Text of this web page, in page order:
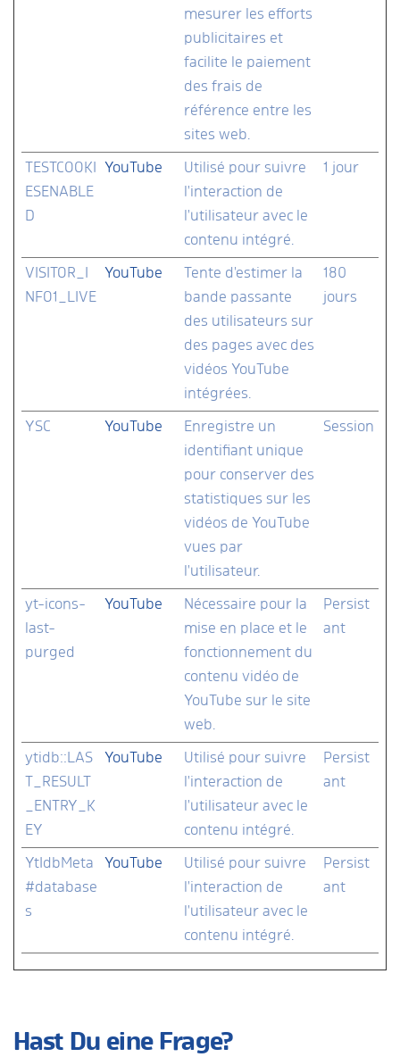
mesurer les efforts
publicitaires et
facilite le paiement
des frais de
référence entre les
sites web.
TESTCOOKI
ESENABLE
D
YouTube
Utilisé pour suivre
l'interaction de
l'utilisateur avec le
contenu intégré.
1 jour
VISITOR_I
NFO1_LIVE
YouTube
Tente d'estimer la
bande passante
des utilisateurs sur
des pages avec des
vidéos YouTube
intégrées.
180
jours
YSC YouTube
Enregistre un
identifiant unique
pour conserver des
statistiques sur les
vidéos de YouTube
vues par
l'utilisateur.
Session
yt-icons-
last-
purged
YouTube
Nécessaire pour la
mise en place et le
fonctionnement du
contenu vidéo de
YouTube sur le site
web.
Persist
ant
ytidb::LAS
T_RESULT
_ENTRY_K
EY
YouTube
Utilisé pour suivre
l'interaction de
l'utilisateur avec le
contenu intégré.
Persist
ant
YtIdbMeta
#database
s
YouTube
Utilisé pour suivre
l'interaction de
l'utilisateur avec le
contenu intégré.
Persist
ant
Hast Du eine Frage?